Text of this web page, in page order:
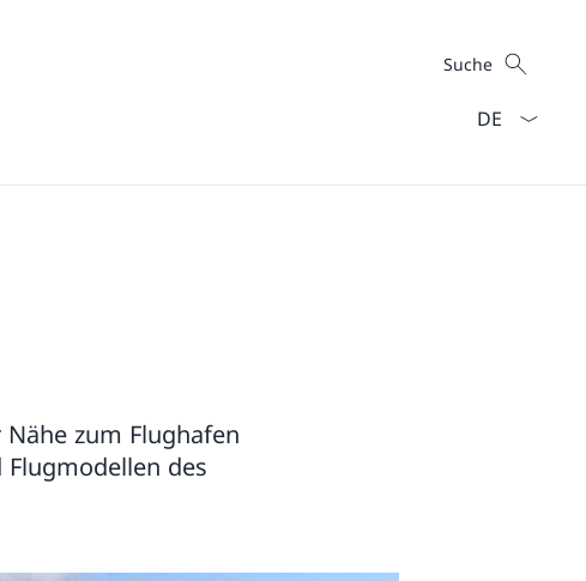
Suche
Suche
zum Flughafen
des